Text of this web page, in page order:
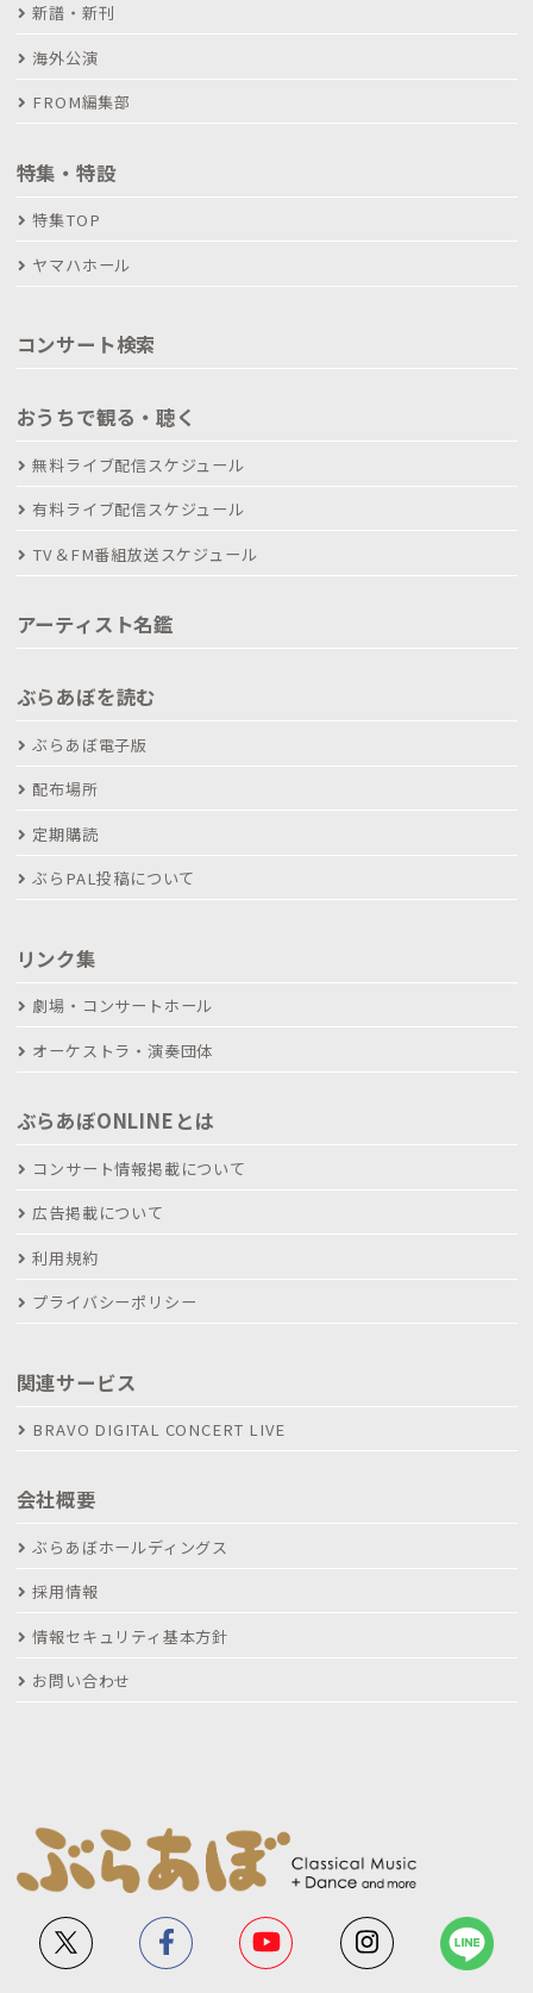
新譜・新刊
海外公演
FROM編集部
特集・特設
特集TOP
ヤマハホール
コンサート検索
おうちで観る・聴く
無料ライブ配信スケジュール
有料ライブ配信スケジュール
TV＆FM番組放送スケジュール
アーティスト名鑑
ぶらあぼを読む
ぶらあぼ電子版
配布場所
定期購読
ぶらPAL投稿について
リンク集
劇場・コンサートホール
オーケストラ・演奏団体
ぶらあぼONLINEとは
コンサート情報掲載について
広告掲載について
利用規約
プライバシーポリシー
関連サービス
BRAVO DIGITAL CONCERT LIVE
会社概要
ぶらあぼホールディングス
採用情報
情報セキュリティ基本方針
お問い合わせ